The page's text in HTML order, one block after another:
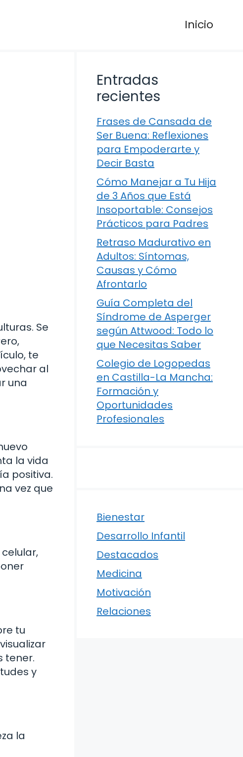
Inicio
Se
te
al
una
la vida
positiva.
vez que
tu
tener.
y
la
Entradas
recientes
Frases de Cansada de
Ser Buena: Reflexiones
para Empoderarte y
Decir Basta
Cómo Manejar a Tu Hija
de 3 Años que Está
Insoportable: Consejos
Prácticos para Padres
Retraso Madurativo en
Adultos: Síntomas,
Causas y Cómo
Afrontarlo
Guía Completa del
Síndrome de Asperger
según Attwood: Todo lo
que Necesitas Saber
Colegio de Logopedas
en Castilla-La Mancha:
Formación y
Oportunidades
Profesionales
Bienestar
Desarrollo Infantil
Destacados
Medicina
Motivación
Relaciones